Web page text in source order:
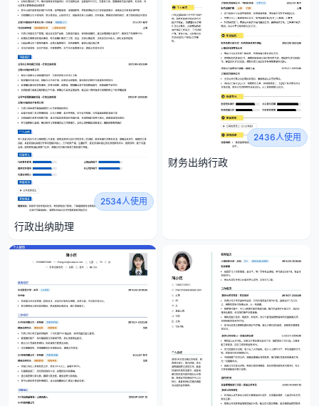
2534人使用
行政出纳助理
2436人使用
财务出纳行政